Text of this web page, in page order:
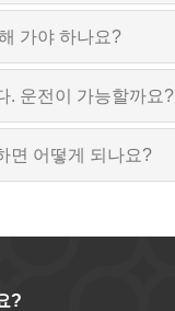
가야 하나요?
. 운전이 가능할까요?
면 어떻게 되나요?
?